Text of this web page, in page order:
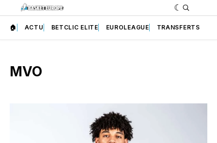
🏠 ACTU BETCLIC ELITE EUROLEAGUE TRANSFERTS
MVO